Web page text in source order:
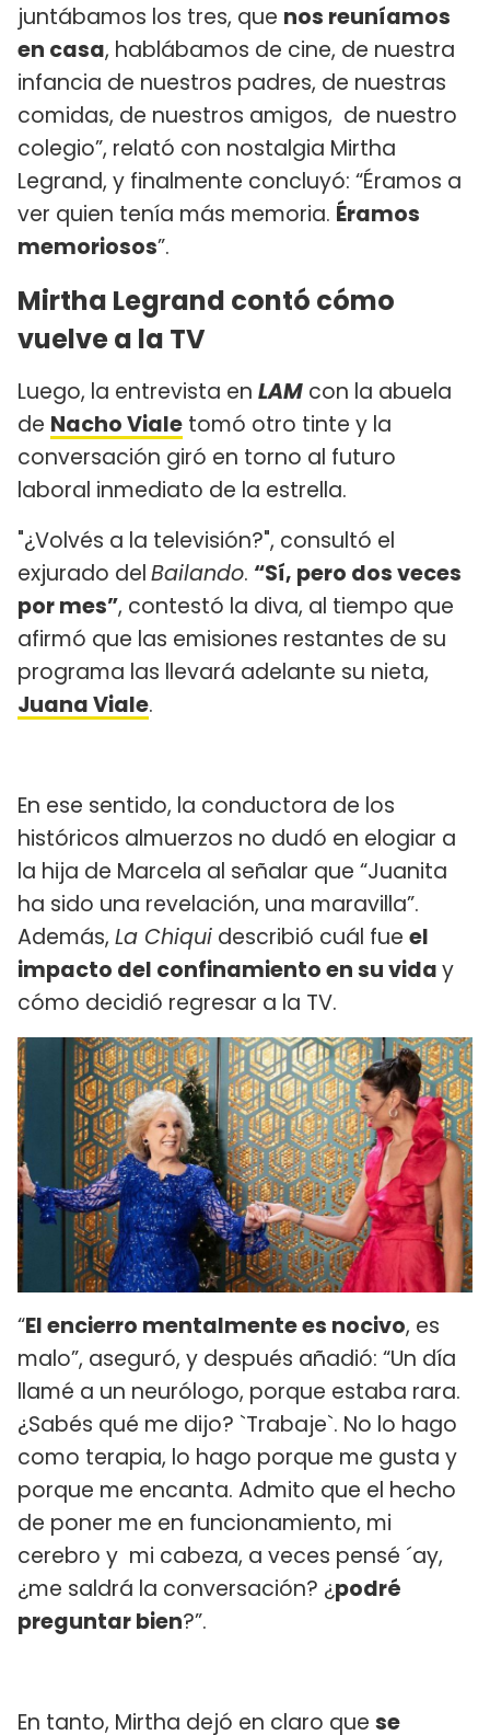
juntábamos los tres, que nos reuníamos
en casa, hablábamos de cine, de nuestra
infancia de nuestros padres, de nuestras
comidas, de nuestros amigos, de nuestro
colegio”, relató con nostalgia Mirtha
Legrand, y finalmente concluyó: “Éramos a
ver quien tenía más memoria. Éramos
memoriosos”.
Mirtha Legrand contó cómo
vuelve a la TV
Luego, la entrevista en LAM con la abuela
de Nacho Viale tomó otro tinte y la
conversación giró en torno al futuro
laboral inmediato de la estrella.
"¿Volvés a la televisión?", consultó el
exjurado delBailando. “Sí, pero dos veces
por mes”, contestó la diva, al tiempo que
afirmó que las emisiones restantes de su
programa las llevará adelante su nieta,
Juana Viale.
En ese sentido, la conductora de los
históricos almuerzos no dudó en elogiar a
la hija de Marcela al señalar que “Juanita
ha sido una revelación, una maravilla”.
Además, La Chiqui describió cuál fue el
impacto del confinamiento en su viday
cómo decidió regresar a la TV.
“El encierro mentalmente es nocivo, es
malo”, aseguró, y después añadió: “Un día
llamé a un neurólogo, porque estaba rara.
¿Sabés qué me dijo? `Trabaje`. No lo hago
como terapia, lo hago porque me gusta y
porque me encanta. Admito que el hecho
de poner me en funcionamiento, mi
cerebro y mi cabeza, a veces pensé ´ay,
¿me saldrá la conversación? ¿podré
preguntar bien?”.
En tanto, Mirtha dejó en claro que se